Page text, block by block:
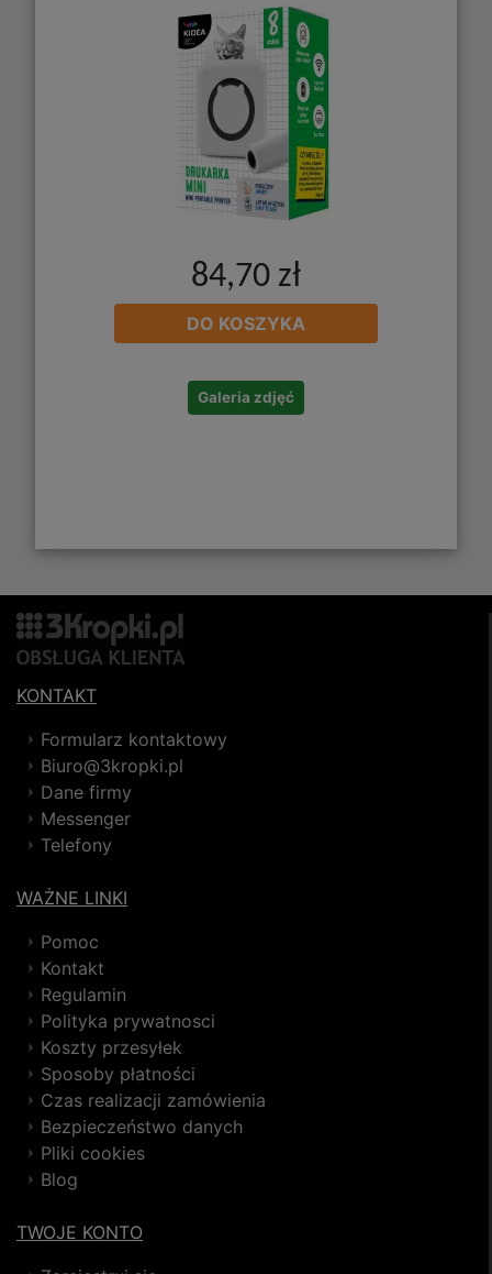
84,70 zł
DO KOSZYKA
Galeria zdjęć
KONTAKT
Formularz kontaktowy
Biuro@3kropki.pl
Dane firmy
Messenger
Telefony
WAŻNE LINKI
Pomoc
Kontakt
Regulamin
Polityka prywatnosci
Koszty przesyłek
Sposoby płatności
Czas realizacji zamówienia
Bezpieczeństwo danych
Pliki cookies
Blog
TWOJE KONTO